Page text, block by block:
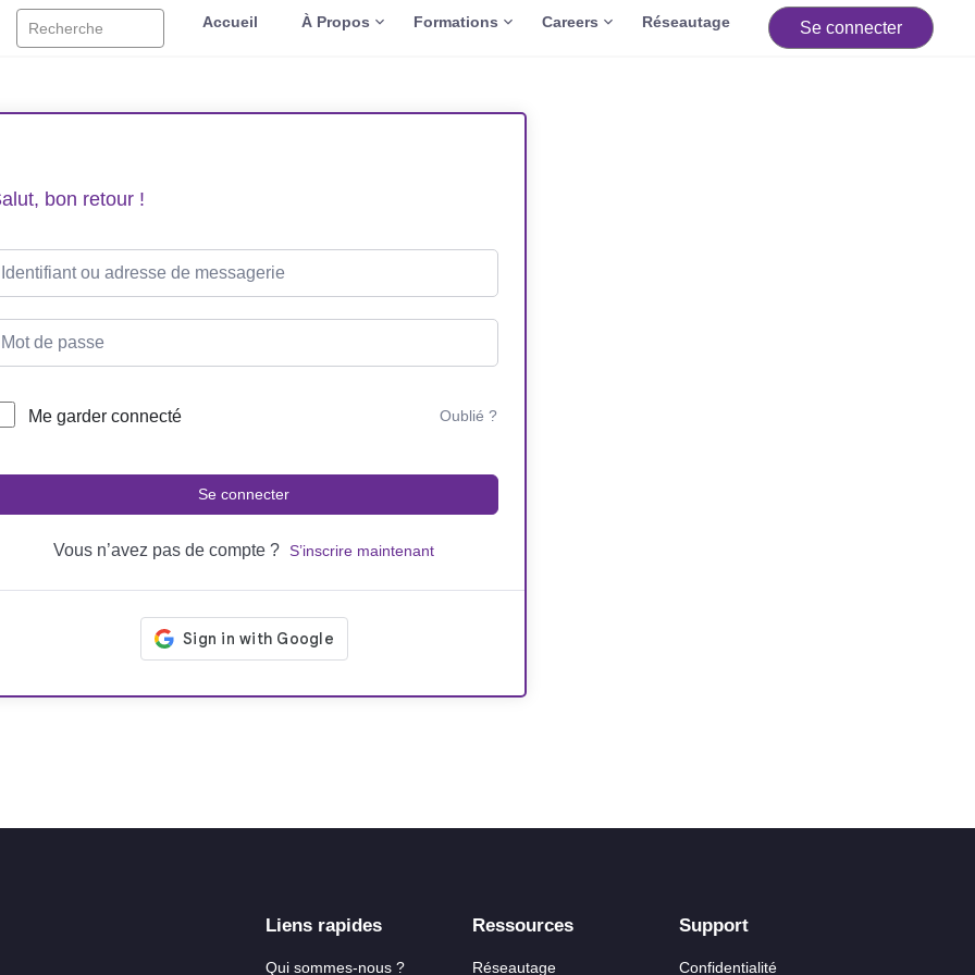
Recherche Accueil À Propos Formations Careers Réseautage Se connecter
bon retour !
Me garder connecté Oublié ?
Se connecter
Vous n’avez pas de compte ? S’inscrire maintenant
Liens rapides
Qui sommes-nous ?
Ressources
Réseautage
Support
Confidentialité